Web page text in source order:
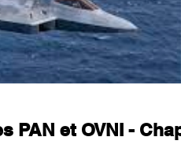
Journal
PAN et OVNI -